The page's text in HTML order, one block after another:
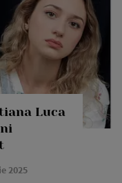
Luca
2025